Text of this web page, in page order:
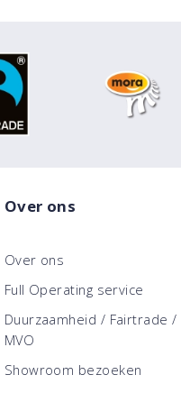
Over ons
Over ons
Full Operating service
Duurzaamheid / Fairtrade /
MVO
Showroom bezoeken